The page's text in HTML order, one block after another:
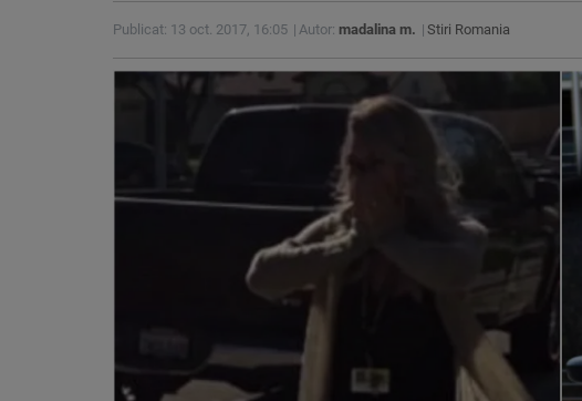
Publicat: 13 oct. 2017, 16:05 Autor: madalina m. Stiri Romania